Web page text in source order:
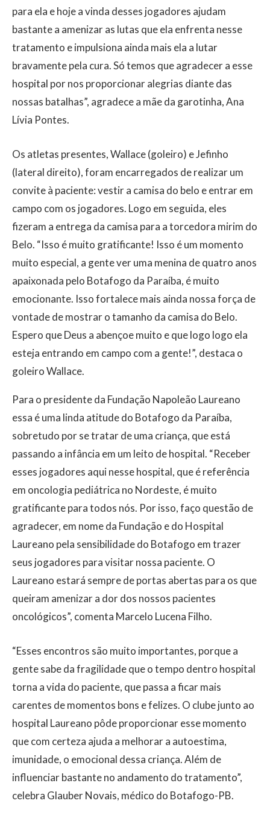
para ela e hoje a vinda desses jogadores ajudam
bastante a amenizar as lutas que ela enfrenta nesse
tratamento e impulsiona ainda mais ela a lutar
bravamente pela cura. Só temos que agradecer a esse
hospital por nos proporcionar alegrias diante das
nossas batalhas”, agradece a mãe da garotinha, Ana
Lívia Pontes.
Os atletas presentes, Wallace (goleiro) e Jefinho
(lateral direito), foram encarregados de realizar um
convite à paciente: vestir a camisa do belo e entrar em
campo com os jogadores. Logo em seguida, eles
fizeram a entrega da camisa para a torcedora mirim do
Belo. “Isso é muito gratificante! Isso é um momento
muito especial, a gente ver uma menina de quatro anos
apaixonada pelo Botafogo da Paraíba, é muito
emocionante. Isso fortalece mais ainda nossa força de
vontade de mostrar o tamanho da camisa do Belo.
Espero que Deus a abençoe muito e que logo logo ela
esteja entrando em campo com a gente!”, destaca o
goleiro Wallace.
Para o presidente da Fundação Napoleão Laureano
essa é uma linda atitude do Botafogo da Paraíba,
sobretudo por se tratar de uma criança, que está
passando a infância em um leito de hospital. “Receber
esses jogadores aqui nesse hospital, que é referência
em oncologia pediátrica no Nordeste, é muito
gratificante para todos nós. Por isso, faço questão de
agradecer, em nome da Fundação e do Hospital
Laureano pela sensibilidade do Botafogo em trazer
seus jogadores para visitar nossa paciente. O
Laureano estará sempre de portas abertas para os que
queiram amenizar a dor dos nossos pacientes
oncológicos”, comenta Marcelo Lucena Filho.
“Esses encontros são muito importantes, porque a
gente sabe da fragilidade que o tempo dentro hospital
torna a vida do paciente, que passa a ficar mais
carentes de momentos bons e felizes. O clube junto ao
hospital Laureano pôde proporcionar esse momento
que com certeza ajuda a melhorar a autoestima,
imunidade, o emocional dessa criança. Além de
influenciar bastante no andamento do tratamento”,
celebra Glauber Novais, médico do Botafogo-PB.